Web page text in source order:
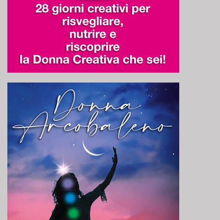
Genius Sports UK Limited
Informativa sulla privacy
Informativa sulla privacy
Criteo SA
Informativa sulla privacy
SCOPE3 SAS
Informativa sulla privacy
Epsilon (Lotame)
Informativa sulla privacy
LiveRamp
Informativa sulla privacy
Fifty Technology Limited